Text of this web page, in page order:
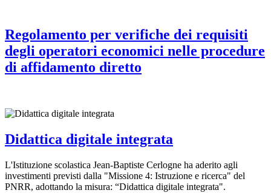
Regolamento per verifiche dei requisiti
degli operatori economici nelle procedure
di affidamento diretto
Didattica digitale integrata
L'Istituzione scolastica Jean-Baptiste Cerlogne ha aderito agli
investimenti previsti dalla "Missione 4: Istruzione e ricerca" del
PNRR, adottando la misura: “Didattica digitale integrata".